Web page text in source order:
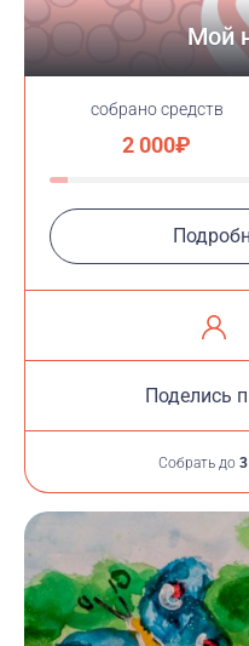
Мой
cобрано средств
2 000₽
Поделись
Собрать до